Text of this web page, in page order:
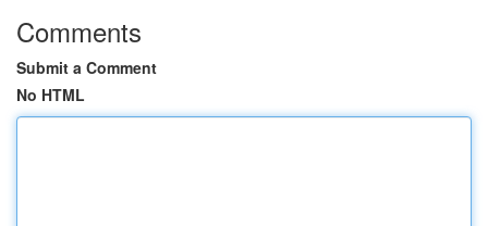
Comments
Submit a Comment
No HTML